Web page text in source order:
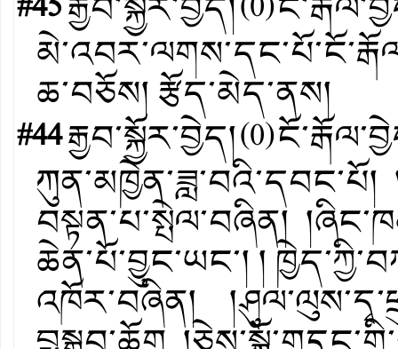
ཆ་བཅོས། རྩོད་མེད་ནས།
#44རྒྱབ་སྐྱོར་བྱེད།(0)
ཀུན་མཁྱེན་ཟླ་བའི་དབང་པོ།
བསྟན་པ་སྤེལ་བཞིན།
ཆེན་པོ་བྱུང་ཡང་། །
འཁོར་བཞིན།